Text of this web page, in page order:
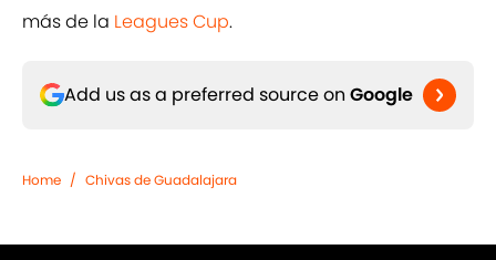
más de la Leagues Cup.
Add us as a preferred source on Google
Home / Chivas de Guadalajara